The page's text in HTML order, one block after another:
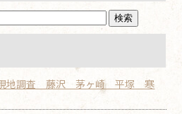
現地調査 藤沢 茅ヶ崎 平塚 寒